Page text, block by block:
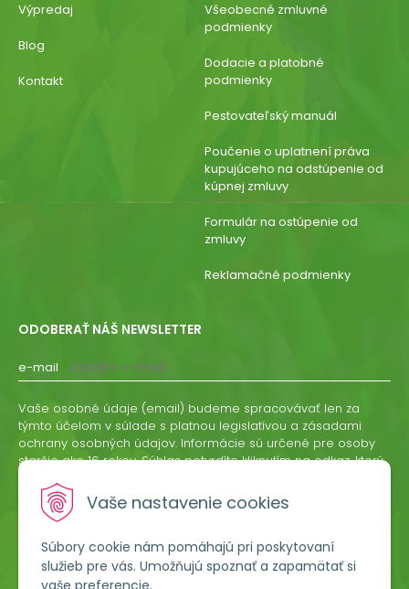
Vaše nastavenie cookies
Súbory cookie nám pomáhajú pri poskytovaní
služieb pre vás. Umožňujú spoznať a zapamätať si
vaše preferencie.
Výpredaj
Blog
Kontakt
Všeobecné zmluvné
podmienky
Dodacie a platobné
podmienky
Pestovateľský manuál
Poučenie o uplatnení práva
kupujúceho na odstúpenie od
kúpnej zmluvy
Formulár na ostúpenie od
zmluvy
Reklamačné podmienky
ODOBERAŤ NÁŠ NEWSLETTER
e-mail
ODOBERAŤ
Vaše osobné údaje (email) budeme spracovávať len za
týmto účelom v súlade s platnou legislatívou a zásadami
ochrany osobných údajov. Informácie sú určené pre osoby
staršie ako 16 rokov. Súhlas potvrdíte kliknutím na odkaz, ktorý
odvolať písomne, emailom alebo kliknutím na odkaz z
ktoréhokoľvek informačného emailu.